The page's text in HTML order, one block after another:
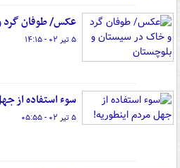
عکس/ طوفان گرد
۵ تیر ۰۲ - ۱۴:۱۵
سوء استفاده از
۵ تیر ۰۲ - ۰۵:۵۵